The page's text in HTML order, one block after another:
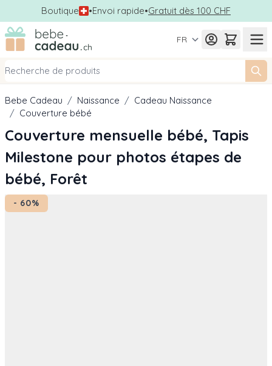
Boutique •Envoi rapide•Gratuit dès 100 CHF
Allez au contenu
FR
Bebe Cadeau / Naissance / Cadeau Naissance
/ Couverture bébé
Couverture mensuelle bébé, Tapis
Milestone pour photos étapes de
bébé, Forêt
- 60%